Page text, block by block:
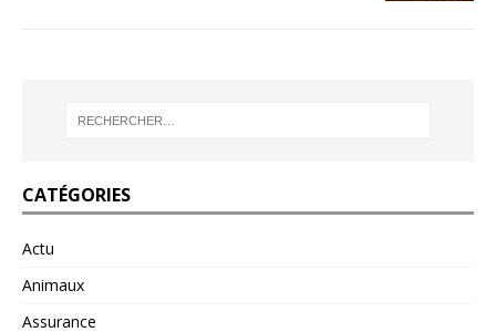
CATÉGORIES
Actu
Animaux
Assurance